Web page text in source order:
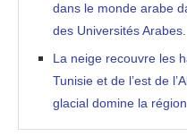
dans le monde arabe
des Universités Arabes.
La neige recouvre les
Tunisie et de l’est de
glacial domine la région